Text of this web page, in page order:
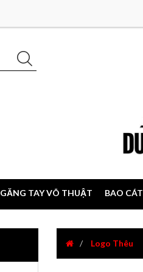
GĂNG TAY VÕ THUẬT BAO CÁT
Logo Thêu